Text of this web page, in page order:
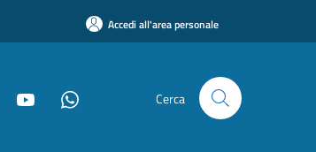
Accedi all'area personale
Cerca